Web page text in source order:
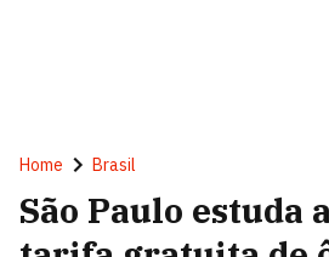
Home Brasil
São Paulo estuda